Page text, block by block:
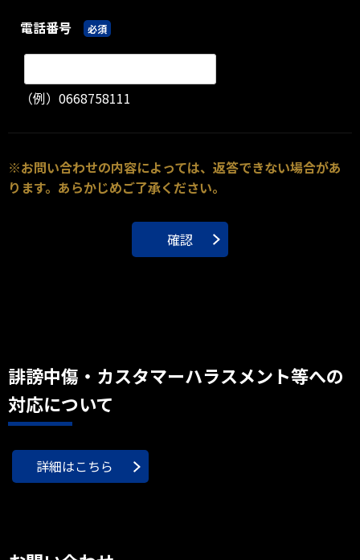
電話番号 必須
（例）0668758111
※お問い合わせの内容によっては、返答できない場合があ
ります。あらかじめご了承ください。
確認
誹謗中傷・カスタマーハラスメント等への
対応について
詳細はこちら